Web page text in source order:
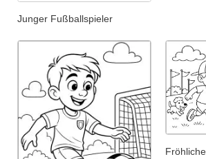
Junger Fußballspieler